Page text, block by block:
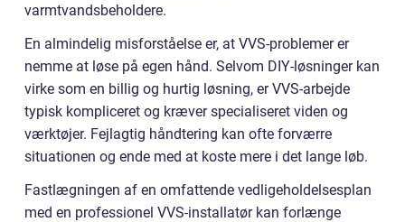
varmtvandsbeholdere.
En almindelig misforståelse er, at VVS-problemer er
nemme at løse på egen hånd. Selvom DIY-løsninger kan
virke som en billig og hurtig løsning, er VVS-arbejde
typisk kompliceret og kræver specialiseret viden og
værktøjer. Fejlagtig håndtering kan ofte forværre
situationen og ende med at koste mere i det lange løb.
Fastlægningen af en omfattende vedligeholdelsesplan
med en professionel VVS-installatør kan forlænge